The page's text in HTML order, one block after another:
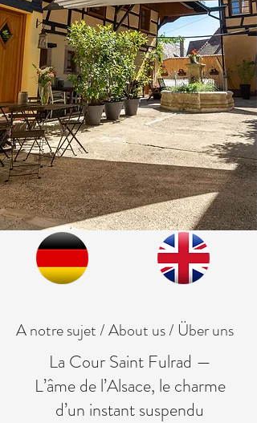
A notre sujet / About us / Über uns
La Cour Saint Fulrad —
L’âme de l’Alsace, le charme
d’un instant suspendu